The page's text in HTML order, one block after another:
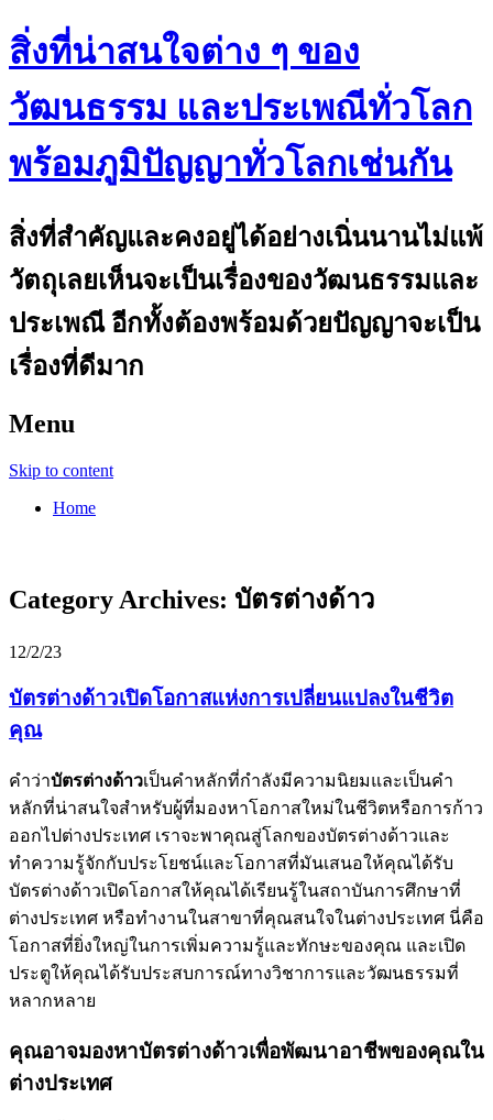
สิ่งที่น่าสนใจต่าง ๆ ของ
วัฒนธรรม และประเพณีทั่วโลก
พร้อมภูมิปัญญาทั่วโลกเช่นกัน
สิ่งที่สำคัญและคงอยู่ได้อย่างเนิ่นนานไม่แพ้
วัตถุเลยเห็นจะเป็นเรื่องของวัฒนธรรมและ
ประเพณี อีกทั้งต้องพร้อมด้วยปัญญาจะเป็น
เรื่องที่ดีมาก
Menu
Skip to content
Home
Category Archives: บัตรต่างด้าว
12/2/23
บัตรต่างด้าวเปิดโอกาสแห่งการเปลี่ยนแปลงในชีวิต
คุณ
คำว่าบัตรต่างด้าวเป็นคำหลักที่กำลังมีความนิยมและเป็นคำ
หลักที่น่าสนใจสำหรับผู้ที่มองหาโอกาสใหม่ในชีวิตหรือการก้าว
ออกไปต่างประเทศ เราจะพาคุณสู่โลกของบัตรต่างด้าวและ
ทำความรู้จักกับประโยชน์และโอกาสที่มันเสนอให้คุณได้รับ
บัตรต่างด้าวเปิดโอกาสให้คุณได้เรียนรู้ในสถาบันการศึกษาที่
ต่างประเทศ หรือทำงานในสาขาที่คุณสนใจในต่างประเทศ นี่คือ
โอกาสที่ยิ่งใหญ่ในการเพิ่มความรู้และทักษะของคุณ และเปิด
ประตูให้คุณได้รับประสบการณ์ทางวิชาการและวัฒนธรรมที่
หลากหลาย
คุณอาจมองหาบัตรต่างด้าวเพื่อพัฒนาอาชีพของคุณใน
ต่างประเทศ